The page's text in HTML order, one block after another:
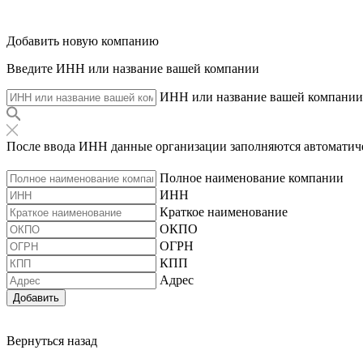
Добавить новую компанию
Введите ИНН или название вашей компании
ИНН или название вашей компании
После ввода ИНН данные организации заполняются
Полное наименование компании
ИНН
Краткое наименование
ОКПО
ОГРН
КПП
Адрес
Добавить
Вернуться назад